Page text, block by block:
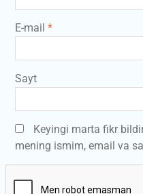
E-mail *
Sayt
Keyingi marta fikr
mening ismim, email va